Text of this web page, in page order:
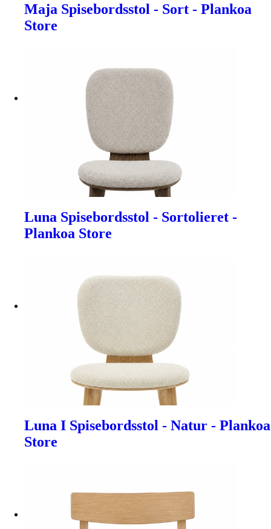
Maja Spisebordsstol - Sort - Plankoa
Store
Luna Spisebordsstol - Sortolieret -
Plankoa Store
Luna I Spisebordsstol - Natur - Plankoa
Store